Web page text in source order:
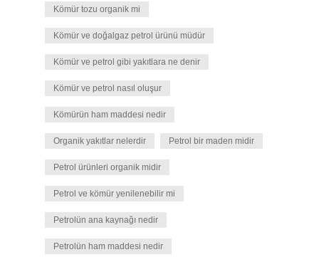
Kömür tozu organik mi
Kömür ve doğalgaz petrol ürünü müdür
Kömür ve petrol gibi yakıtlara ne denir
Kömür ve petrol nasıl oluşur
Kömürün ham maddesi nedir
Organik yakıtlar nelerdir Petrol bir maden midir
Petrol ürünleri organik midir
Petrol ve kömür yenilenebilir mi
Petrolün ana kaynağı nedir
Petrolün ham maddesi nedir